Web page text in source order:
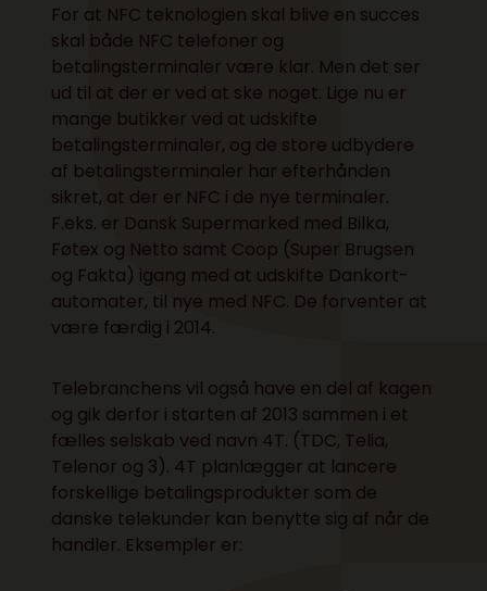
For at NFC teknologien skal blive en succes
skal både NFC telefoner og
betalingsterminaler være klar. Men det ser
ud til at der er ved at ske noget. Lige nu er
mange butikker ved at udskifte
betalingsterminaler, og de store udbydere
af betalingsterminaler har efterhånden
sikret, at der er NFC i de nye terminaler.
F.eks. er Dansk Supermarked med Bilka,
Føtex og Netto samt Coop (Super Brugsen
og Fakta) igang med at udskifte Dankort-
automater, til nye med NFC. De forventer at
være færdig i 2014.
Telebranchens vil også have en del af kagen
og gik derfor i starten af 2013 sammen i et
fælles selskab ved navn 4T. (TDC, Telia,
Telenor og 3). 4T planlægger at lancere
forskellige betalingsprodukter som de
danske telekunder kan benytte sig af når de
handler. Eksempler er: